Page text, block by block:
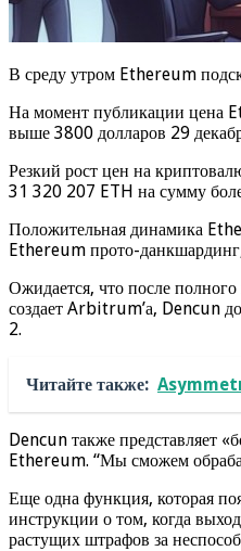
В среду утром Ethereum
На момент публикации цена
выше 3800 долларов 29
Резкий рост цен на
31 320 207 ETH на сумму
Положительная динамика
Ethereum прото-
Ожидается, что после
создает Arbitrum’а, Dencun
2.
Читайте также:
Dencun также представляет
Ethereum. “Мы сможем
Еще одна функция, которая
инструкции о том, когда
растущих штрафов за